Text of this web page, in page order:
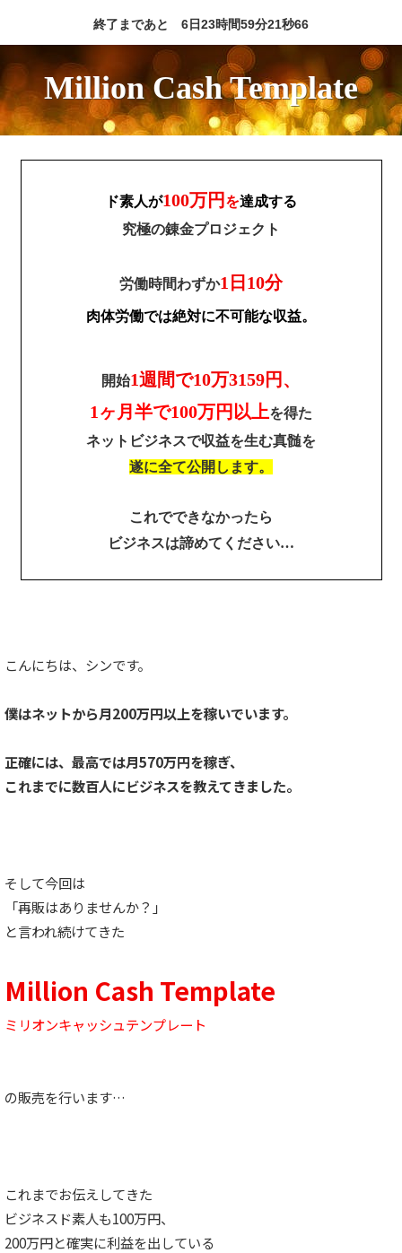
終了まであと 6日23時間59分20秒58
Million Cash Template
ド素人が100万円 を達成する
究極の錬金プロジェクト
労働時間わずか1日10分
肉体労働では絶対に不可能な収益。
開始1週間で10万3159円、
1ヶ月半で100万円以上を得た
ネットビジネスで収益を生む真髄を
遂に全て公開します。
これでできなかったら
ビジネスは諦めてください…
こんにちは、シンです。
僕はネットから月200万円以上を稼いでいます。
正確には、最高では月570万円を稼ぎ、
これまでに数百人にビジネスを教えてきました。
そして今回は
「再販はありませんか？」
と言われ続けてきた
Million Cash Template
ミリオンキャッシュテンプレート
の販売を行います…
これまでお伝えしてきた
ビジネスド素人も100万円、
200万円と確実に利益を出している